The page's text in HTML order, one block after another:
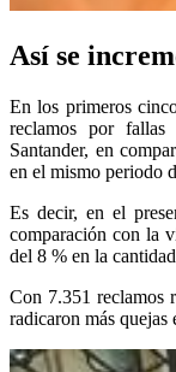
Así se
En los primeros
reclamos por
Santander, en
en el mismo periodo
Es decir, en el
comparación con la
del 8 % en la
Con 7.351 reclamos
radicaron más quejas